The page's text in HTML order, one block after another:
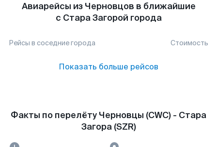
Авиарейсы из Черновцов в ближайшие
с Стара Загорой города
Рейсы в соседние города Стоимость
Показать больше рейсов
Факты по перелёту Черновцы (CWC) - Стара
Загора (SZR)